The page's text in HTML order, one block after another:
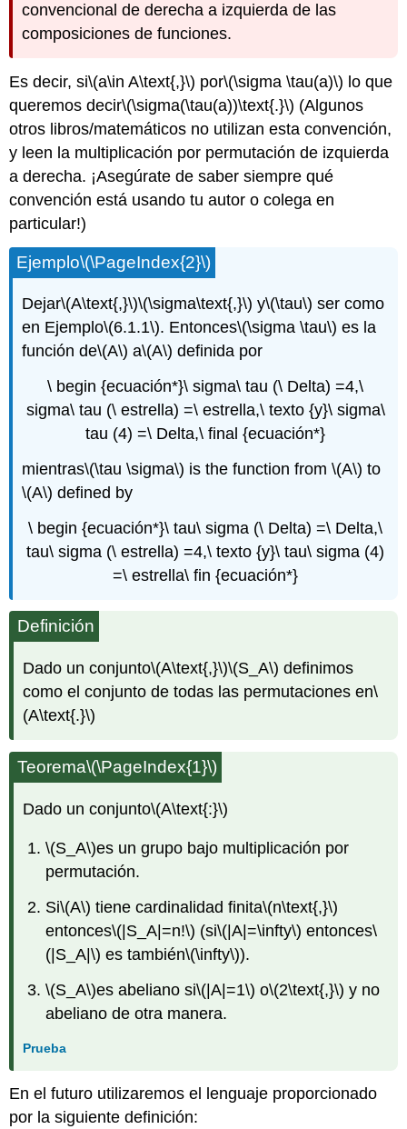
convencional de derecha a izquierda de las
composiciones de funciones.
Es decir, si\(a\in A\text{,}\) por\(\sigma \tau(a)\) lo que
queremos decir\(\sigma(\tau(a))\text{.}\) (Algunos
otros libros/matemáticos no utilizan esta convención,
y leen la multiplicación por permutación de izquierda
a derecha. ¡Asegúrate de saber siempre qué
convención está usando tu autor o colega en
particular!)
Ejemplo\(\PageIndex{2}\)
Dejar\(A\text{,}\)\(\sigma\text{,}\) y\(\tau\) ser como
en Ejemplo\(6.1.1\). Entonces\(\sigma \tau\) es la
función de\(A\) a\(A\) definida por
\ begin {ecuación*}\ sigma\ tau (\ Delta) =4,\
sigma\ tau (\ estrella) =\ estrella,\ texto {y}\ sigma\
tau (4) =\ Delta,\ final {ecuación*}
mientras\(\tau \sigma\) is the function from\(A\) to
\(A\) defined by
\ begin {ecuación*}\ tau\ sigma (\ Delta) =\ Delta,\
tau\ sigma (\ estrella) =4,\ texto {y}\ tau\ sigma (4)
=\ estrella\ fin {ecuación*}
Definición
Dado un conjunto\(A\text{,}\)\(S_A\) definimos
como el conjunto de todas las permutaciones en\
(A\text{.}\)
Teorema\(\PageIndex{1}\)
Dado un conjunto\(A\text{:}\)
\(S_A\)es un grupo bajo multiplicación por
permutación.
Si\(A\) tiene cardinalidad finita\(n\text{,}\)
entonces\(|S_A|=n!\) (si\(|A|=\infty\) entonces\
(|S_A|\) es también\(\infty\)).
\(S_A\)es abeliano si\(|A|=1\) o\(2\text{,}\) y no
abeliano de otra manera.
Prueba
En el futuro utilizaremos el lenguaje proporcionado
por la siguiente definición: